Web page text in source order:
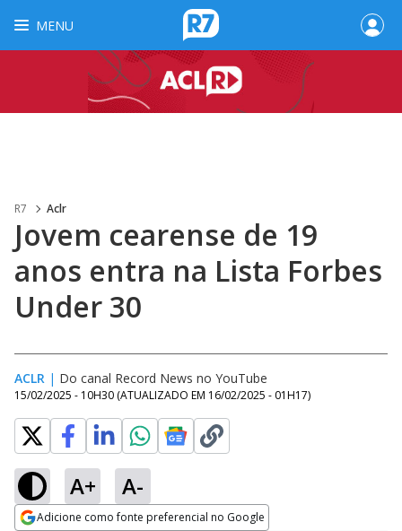
MENU
R7 Aclr
Jovem cearense de 19
anos entra na Lista Forbes
Under 30
ACLR | Do canal Record News no YouTube
15/02/2025 - 10H30 (ATUALIZADO EM 16/02/2025 - 01H17)
A+ A-
Adicione como fonte preferencial no Google